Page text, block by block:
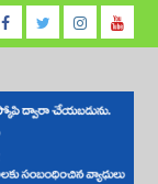
Facebook
TwitterInstagram